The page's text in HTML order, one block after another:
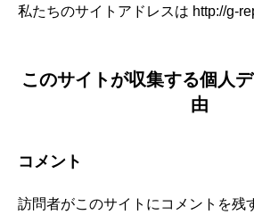
私たちのサイトアドレスは http://g-
このサイトが収集する個人
由
コメント
訪問者がこのサイトにコメントを残